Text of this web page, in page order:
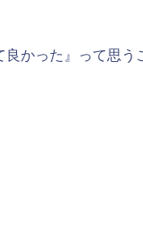
かった』って思う